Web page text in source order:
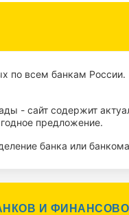
по всем банкам
- сайт содержит
предложение.
банка или
И